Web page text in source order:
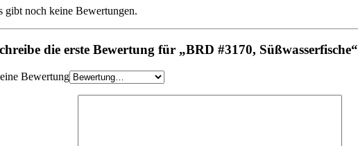
gibt noch keine Bewertungen.
die erste Bewertung für „BRD #3170, Süßwasserfische“
Bewertung